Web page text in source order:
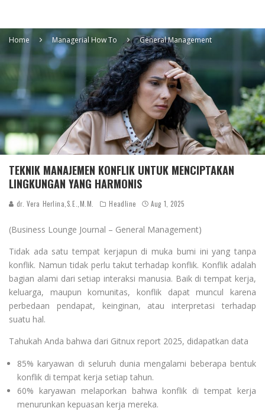
Home Managerial How To General Management
TEKNIK MANAJEMEN KONFLIK UNTUK MENCIPTAKAN
LINGKUNGAN YANG HARMONIS
dr. Vera Herlina,S.E.,M.M. Headline Aug 1, 2025
(Business Lounge Journal – General Management)
Tidak ada satu tempat kerjapun di muka bumi ini yang tanpa
konflik. Namun tidak perlu takut terhadap konflik. Konflik adalah
bagian alami dari setiap interaksi manusia. Baik di tempat kerja,
keluarga, maupun komunitas, konflik dapat muncul karena
perbedaan pendapat, keinginan, atau interpretasi terhadap
suatu hal.
Tahukah Anda bahwa dari Gitnux report 2025, didapatkan data
85% karyawan di seluruh dunia mengalami beberapa bentuk
konflik di tempat kerja setiap tahun.
60% karyawan melaporkan bahwa konflik di tempat kerja
menurunkan kepuasan kerja mereka.